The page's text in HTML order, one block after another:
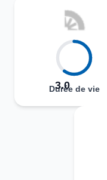
3.0
Durée de vie